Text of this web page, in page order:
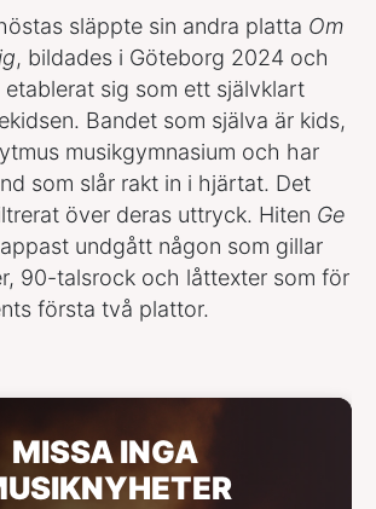
släppte sin andra platta Om
, bildades i Göteborg 2024 och
sig som ett självklart
Bandet som själva är kids,
musikgymnasium och har
som slår rakt in i hjärtat. Det
över deras uttryck. Hiten Ge
undgått någon som gillar
90-talsrock och låttexter som för
första två plattor.
MISSA INGA